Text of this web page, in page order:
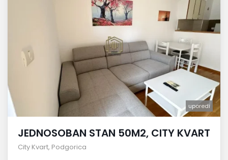
uporedi
JEDNOSOBAN STAN 50M2, CITY KVART
City Kvart, Podgorica